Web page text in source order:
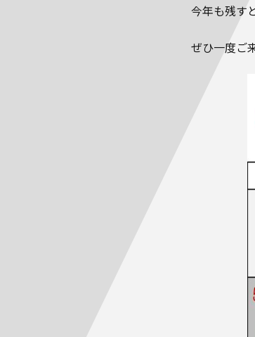
今年も残す
ぜひ一度ご